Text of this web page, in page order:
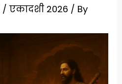
/एकादशी 2026 / By